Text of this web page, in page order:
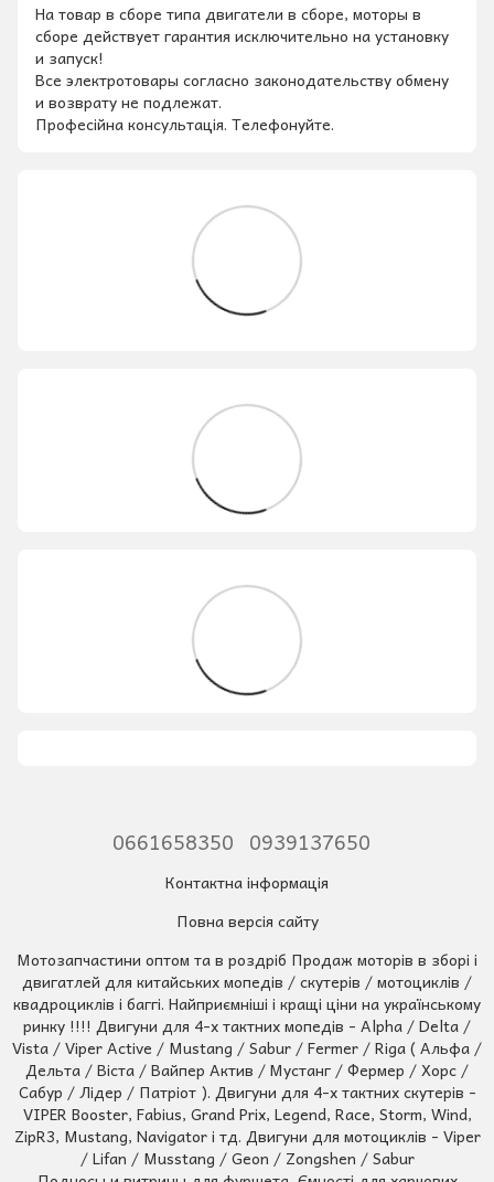
На товар в сборе типа двигатели в сборе, моторы в
сборе действует гарантия исключительно на установку
и запуск!
Все электротовары согласно законодательству обмену
и возврату не подлежат.
Професійна консультація. Телефонуйте.
0661658350 0939137650
Контактна інформація
Повна версія сайту
Мотозапчастини оптом та в роздріб Продаж моторів в зборі і
двигатлей для китайських мопедів / скутерів / мотоциклів /
квадроциклів і баггі. Найприємніші і кращі ціни на українському
ринку !!!! Двигуни для 4-х тактних мопедів - Alpha / Delta /
Vista / Viper Active / Mustang / Sabur / Fermer / Riga ( Альфа /
Дельта / Віста / Вайпер Актив / Мустанг / Фермер / Хорс /
Сабур / Лідер / Патріот ). Двигуни для 4-х тактних скутерів -
VIPER Booster, Fabius, Grand Prix, Legend, Race, Storm, Wind,
ZipR3, Mustang, Navigator і тд. Двигуни для мотоциклів - Viper
/ Lifan / Musstang / Geon / Zongshen / Sabur